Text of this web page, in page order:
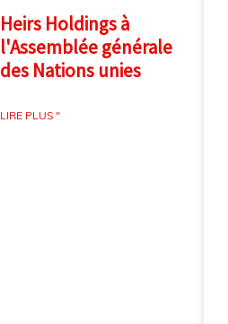
Heirs Holdings à
l'Assemblée générale
des Nations unies
LIRE PLUS "